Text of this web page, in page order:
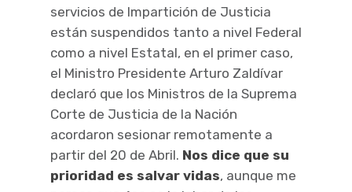
servicios de Impartición de Justicia
están suspendidos tanto a nivel Federal
como a nivel Estatal, en el primer caso,
el Ministro Presidente Arturo Zaldívar
declaró que los Ministros de la Suprema
Corte de Justicia de la Nación
acordaron sesionar remotamente a
partir del 20 de Abril. Nos dice que su
prioridad es salvar vidas, aunque me